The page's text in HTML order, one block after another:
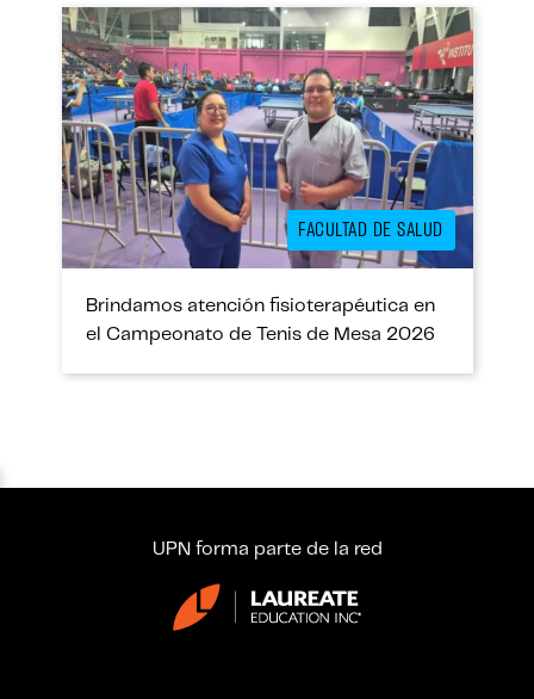
FACULTAD DE SALUD
Brindamos atención fisioterapéutica en
el Campeonato de Tenis de Mesa 2026
UPN forma parte de la red